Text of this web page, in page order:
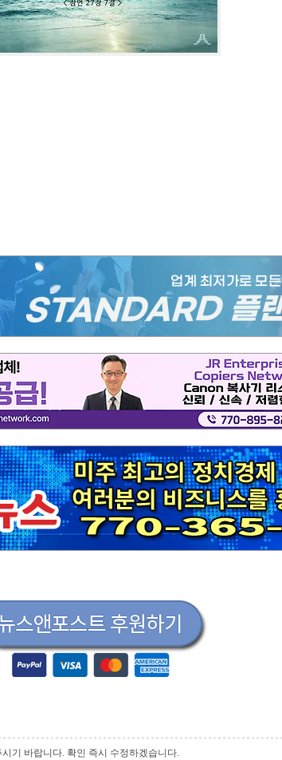
기 바랍니다. 확인 즉시 수정하겠습니다.